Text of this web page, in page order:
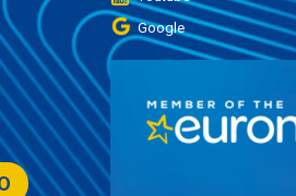
Google